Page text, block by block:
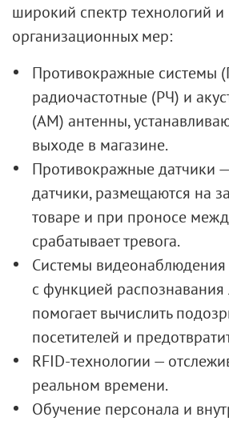
широкий спектр технологий и
организационных мер:
Противокражные системы
радиочастотные (РЧ) и
(АМ) антенны,
выходе в магазине.
Противокражные датчики
датчики, размещаются на
товаре и при проносе
срабатывает тревога.
Системы
с функцией
помогает вычислить
посетителей и
RFID-технологии —
реальном времени.
Обучение персонала и